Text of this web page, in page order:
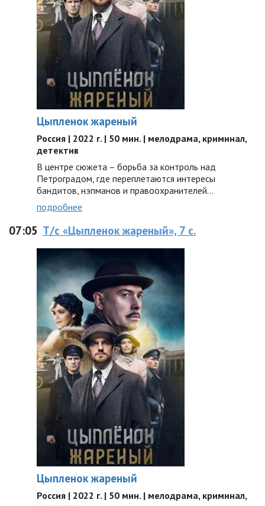
Цыпленок жареный
Россия | 2022 г. | 50 мин. | мелодрама, криминал,
детектив
В центре сюжета – борьба за контроль над
Петроградом, где переплетаются интересы
бандитов, нэпманов и правоохранителей…
подробнее
07:05 Т/с «Цыпленок жареный», 7 с.
Цыпленок жареный
Россия | 2022 г. | 50 мин. | мелодрама, криминал,